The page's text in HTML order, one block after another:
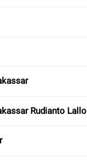
Rudianto Lallo